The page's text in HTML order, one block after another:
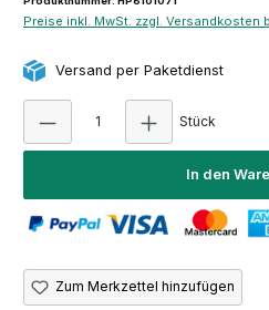
Preise inkl. MwSt. zzgl. Versandkosten
Versand per Paketdienst
Stück
In den
Zum Merkzettel hinzufügen